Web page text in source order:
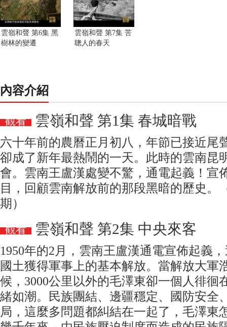
雲嶺和聲 第6集 黑
樹林的變遷
雲嶺和聲 第7集 苦
聰人的春天
內容介紹
觀看 雲嶺和聲 第1集 春城暗戰
六十年前的農曆正月初八，年節已接近尾
卻成了新年最熱鬧的一天。此時的雲南昆
會。雲南王盧漢處變不驚，通電起義！宣
目，回顧雲南解放前的那段黑暗的歷史。
期）
觀看 雲嶺和聲 第2集 中央來客
1950年的2月，雲南王盧漢通電宣佈起義
國土獲得軍事上的基本解放。當解放大軍
候，3000公里以外的毛澤東卻一個人徘徊
緒如潮。民族團結、邊疆穩定、國防安全
局，這麼多問題都糾結在一起了，毛澤東